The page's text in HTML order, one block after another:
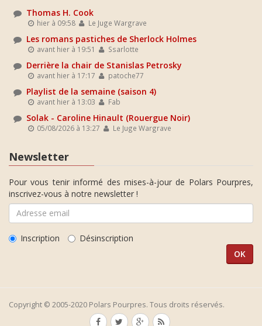
Thomas H. Cook
hier à 09:58 Le Juge Wargrave
Les romans pastiches de Sherlock Holmes
avant hier à 19:51 Ssarlotte
Derrière la chair de Stanislas Petrosky
avant hier à 17:17 patoche77
Playlist de la semaine (saison 4)
avant hier à 13:03 Fab
Solak - Caroline Hinault (Rouergue Noir)
05/08/2026 à 13:27 Le Juge Wargrave
Newsletter
Pour vous tenir informé des mises-à-jour de Polars Pourpres,
inscrivez-vous à notre newsletter !
Inscription Désinscription
Copyright © 2005-2020 Polars Pourpres. Tous droits réservés.